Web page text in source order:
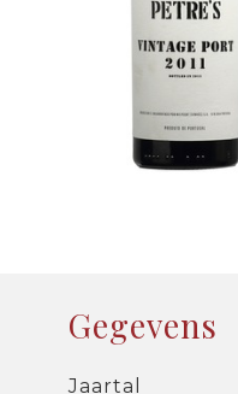
Gegevens
Jaartal